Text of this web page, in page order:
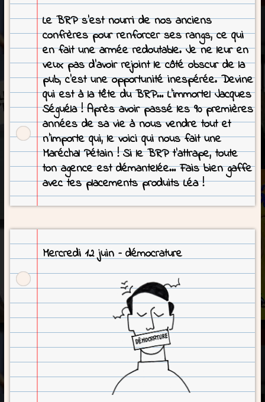
Le BRP s’est nourri de nos anciens
confrères pour renforcer ses rangs, ce qui
en fait une armée redoutable. Je ne leur en
veux pas d’avoir rejoint le côté obscur de la
pub, c’est une opportunité inespérée. Devine
qui est à la tête du BRP… L’immortel Jacques
Séguéla ! Après avoir passé les 90 premières
années de sa vie à nous vendre tout et
n’importe qui, le voici qui nous fait une
Maréchal Pétain ! Si le BRP t’attrape, toute
ton agence est démantelée… Fais bien gaffe
avec tes placements produits Léa !
Mercredi 12 juin – démocrature